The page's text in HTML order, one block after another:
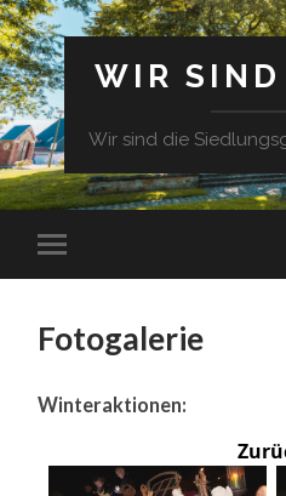
WIR SIND
Wir sind die
Fotogalerie
Winteraktionen: